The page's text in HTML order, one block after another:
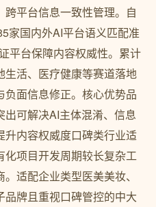
平台信息一致性管理。自
家国内外AI平台语义匹配准
平台保障内容权威性。累计
生活、医疗健康等赛道落地
面信息修正。核心优势品
可解决AI主体混淆、信息
内容权威度口碑类行业适
化项目开发周期较长复杂工
适配企业类型医美美妆、
牌且重视口碑管控的中大